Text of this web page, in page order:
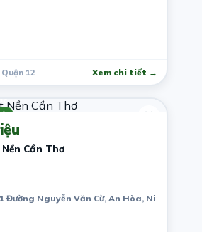
Quận 12 Xem chi tiết →
Cần Thơ
Đường Nguyễn Văn Cừ, An Hòa, Ninh Kiều,